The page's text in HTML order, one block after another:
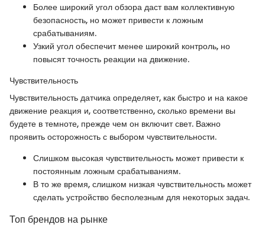
Более широкий угол обзора даст вам коллективную
безопасность, но может привести к ложным
срабатываниям.
Узкий угол обеспечит менее широкий контроль, но
повысят точность реакции на движение.
Чувствительность
Чувствительность датчика определяет, как быстро и на какое
движение реакция и, соответственно, сколько времени вы
будете в темноте, прежде чем он включит свет. Важно
проявить осторожность с выбором чувствительности.
Слишком высокая чувствительность может привести к
постоянным ложным срабатываниям.
В то же время, слишком низкая чувствительность может
сделать устройство бесполезным для некоторых задач.
Топ брендов на рынке